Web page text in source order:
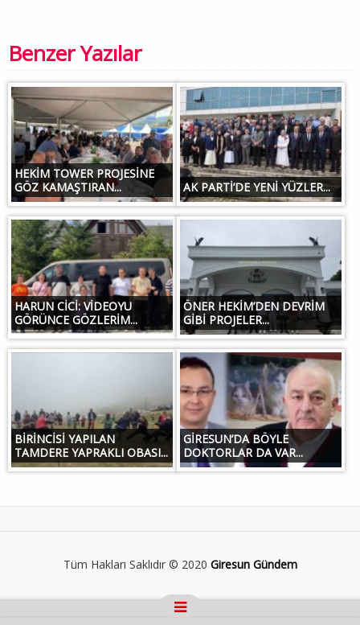
Benzer Yazılar
HEKİM TOWER PROJESİNE
GÖZ KAMAŞTIRAN...
AK PARTİ’DE YENİ YÜZLER...
HARUN CİCİ: VİDEOYU
GÖRÜNCE GÖZLERİM...
ÖNER HEKİM’DEN DEVRİM
GİBİ PROJELER...
BİRİNCİSİ YAPILAN
TAMDERE YAPRAKLI OBASI...
GİRESUN’DA BÖYLE
DOKTORLAR DA VAR...
Tüm Hakları Saklıdır © 2020 Giresun Gündem